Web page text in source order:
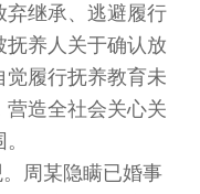
弃继承、逃避履行
养人关于确认放
履行抚养教育未
营造全社会关心关
周某隐瞒已婚事